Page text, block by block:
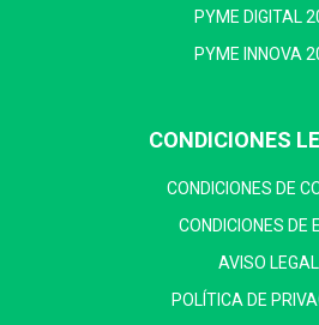
PYME DIGITAL
PYME INNOVA
CONDICIONES
CONDICIONES DE
CONDICIONES DE
AVISO LEGAL
POLÍTICA DE